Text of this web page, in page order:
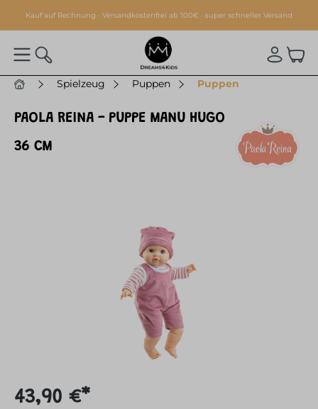
springen
Kauf auf Rechnung · Versandkostenfrei ab 100€ · super schneller Versand
Spielzeug Puppen Puppen
PAOLA REINA - PUPPE MANU HUGO
36 CM
43,90 €*